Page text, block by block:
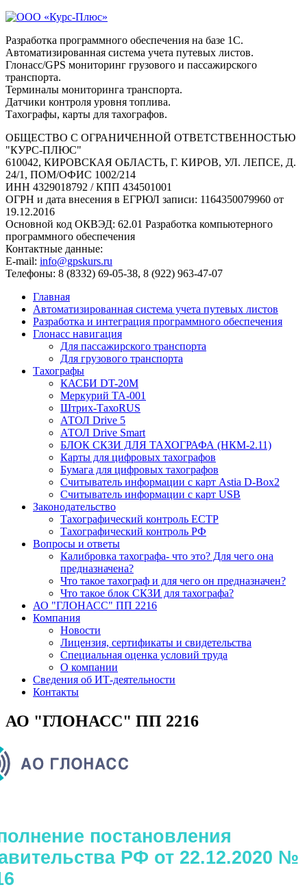
Разработка программного обеспечения на базе 1С.
Автоматизированная система учета путевых листов.
Глонасс/GPS мониторинг грузового и пассажирского
транспорта.
Терминалы мониторинга транспорта.
Датчики контроля уровня топлива.
Тахографы, карты для тахографов.
ОБЩЕСТВО С ОГРАНИЧЕННОЙ ОТВЕТСТВЕННОСТЬЮ
"КУРС-ПЛЮС"
610042, КИРОВСКАЯ ОБЛАСТЬ, Г. КИРОВ, УЛ. ЛЕПСЕ, Д.
24/1, ПОМ/ОФИС 1002/214
ИНН 4329018792 / КПП 434501001
ОГРН и дата внесения в ЕГРЮЛ записи: 1164350079960 от
19.12.2016
Основной код ОКВЭД: 62.01 Разработка компьютерного
программного обеспечения
Контактные данные:
E-mail: info@gpskurs.ru
Телефоны: 8 (8332) 69-05-38, 8 (922) 963-47-07
Главная
Автоматизированная система учета путевых листов
Разработка и интеграция программного обеспечения
Глонасс навигация
Для пассажирского транспорта
Для грузового транспорта
Тахографы
КАСБИ DT-20М
Меркурий ТА-001
Штрих-ТахоRUS
АТОЛ Drive 5
АТОЛ Drive Smart
БЛОК СКЗИ ДЛЯ ТАХОГРАФА (НКМ-2.11)
Карты для цифровых тахографов
Бумага для цифровых тахографов
Считыватель информации с карт Astia D-Box2
Считыватель информации с карт USB
Законодательство
Тахографический контроль ЕСТР
Тахографический контроль РФ
Вопросы и ответы
Калибровка тахографа- что это? Для чего она
предназначена?
Что такое тахограф и для чего он предназначен?
Что такое блок СКЗИ для тахографа?
АО "ГЛОНАСС" ПП 2216
Компания
Новости
Лицензия, сертификаты и свидетельства
Специальная оценка условий труда
О компании
Сведения об ИТ-деятельности
Контакты
АО "ГЛОНАСС" ПП 2216
постановления
РФ от 22.12.2020 №